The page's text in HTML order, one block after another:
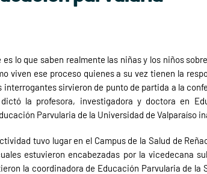
es lo que saben realmente las niñas y los niños
viven ese proceso quienes a su vez tienen la
interrogantes sirvieron de punto de partida a la
la profesora, investigadora y doctora en
Parvularia de la Universidad de Valparaíso
tuvo lugar en el Campus de la Salud de
estuvieron encabezadas por la vicedecana
la coordinadora de Educación Parvularia de la